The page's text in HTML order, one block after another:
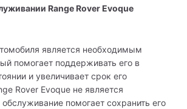
Range Rover Evoque
является необходимым
помогает поддерживать его в
и увеличивает срок его
Rover Evoque не является
помогает сохранить его